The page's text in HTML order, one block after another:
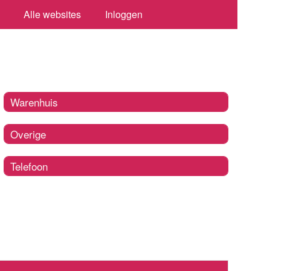
Alle websites Inloggen
Warenhuis
Overige
Telefoon